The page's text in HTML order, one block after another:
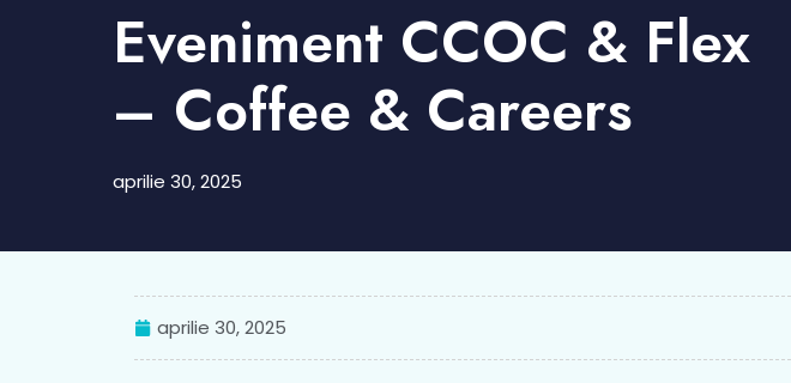
Eveniment CCOC & Flex
– Coffee & Careers
aprilie 30, 2025
aprilie 30, 2025